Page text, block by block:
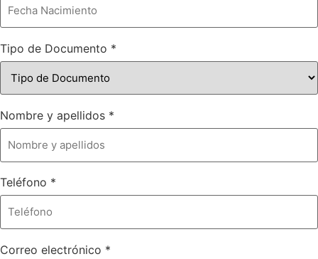
Tipo de Documento *
Nombre y apellidos *
Teléfono *
Correo electrónico *